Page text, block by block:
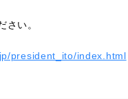
さい。
president_ito/index.html